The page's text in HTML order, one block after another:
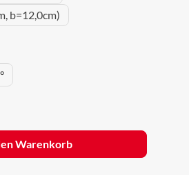
b=12,0cm)
Gib den gewünschten
Warenkorb